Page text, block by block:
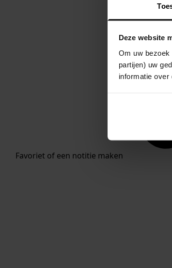
Deze website
Om uw
partijen) uw
informatie
Favoriet of een notitie maken